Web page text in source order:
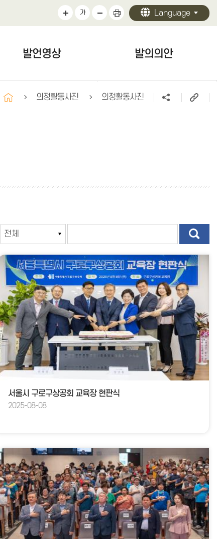
가 Language
발언영상
언영상
발의의안
발의의안
의정활동사진 의정활동사진
서울시 구로구상공회 교육장 현판식
2025-08-08